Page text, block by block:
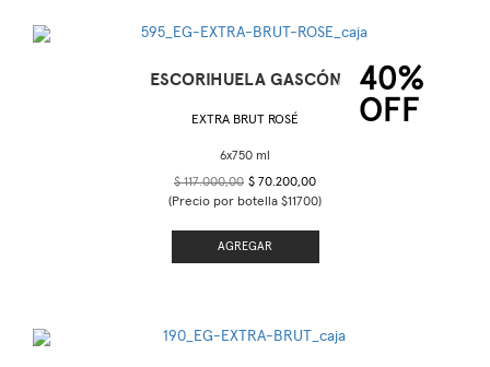
40%
OFF
ESCORIHUELA GASCÓN
EXTRA BRUT ROSÉ
$ 117.000,00 $ 70.200,00
(Precio por botella $11700)
AGREGAR